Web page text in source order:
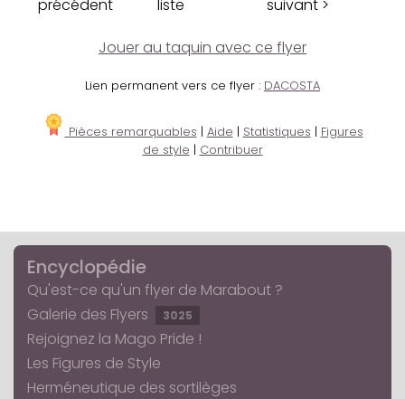
précédent
liste
suivant >
Jouer au taquin avec ce flyer
Lien permanent vers ce flyer : DACOSTA
Pièces remarquables | Aide | Statistiques | Figures
de style | Contribuer
Encyclopédie
Qu'est-ce qu'un flyer de Marabout ?
Galerie des Flyers
3025
Rejoignez la Mago Pride !
Les Figures de Style
Herméneutique des sortilèges